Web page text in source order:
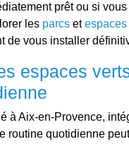
prêt ou si
les parcs etespaces
de vous installer
espaces
à Aix-en-Provence,
routine quotidienne